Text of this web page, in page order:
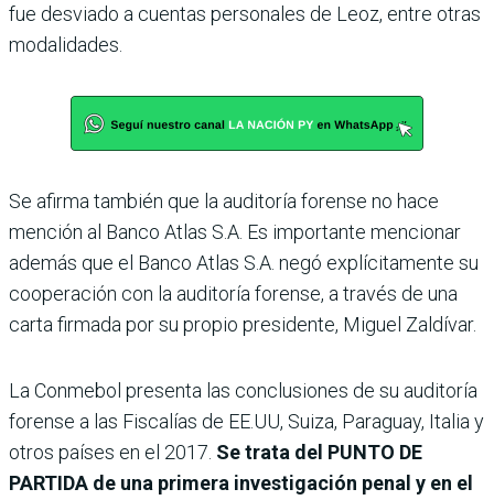
fue desviado a cuentas personales de Leoz, entre otras
modalidades.
Se afirma también que la auditoría forense no hace
mención al Banco Atlas S.A. Es importante mencionar
además que el Banco Atlas S.A. negó explícitamente su
cooperación con la auditoría forense, a través de una
carta firmada por su propio presidente, Miguel Zaldívar.
La Conmebol presenta las conclusiones de su auditoría
forense a las Fiscalías de EE.UU, Suiza, Paraguay, Italia y
otros países en el 2017. Se trata del PUNTO DE
PARTIDA de una primera investigación penal y en el